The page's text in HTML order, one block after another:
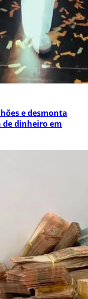
e desmonta
de dinheiro em